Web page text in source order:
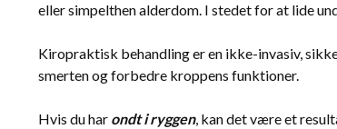
eller simpelthen alderdom. I stedet for at lide
Kiropraktisk behandling er en ikke-invasiv,
smerten og forbedre kroppens funktioner.
Hvis du har ondt i ryggen, kan det være et